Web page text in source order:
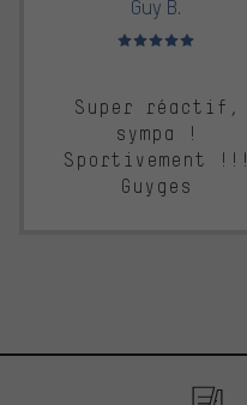
Guy B.
Note moyenne : 5 sur 5
Super réactif,
sympa !
Sportivement !!!
Guyges